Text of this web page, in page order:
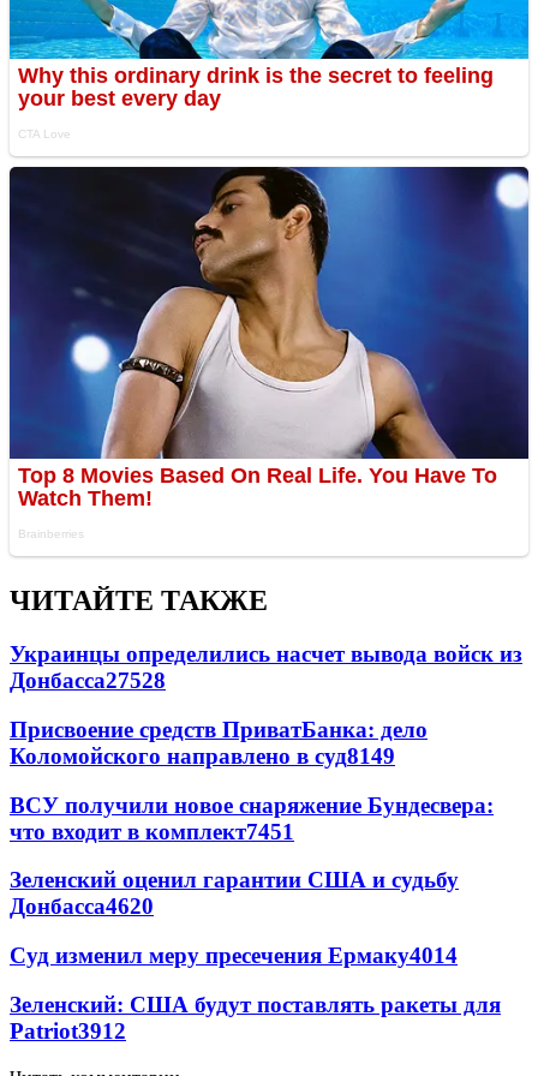
ЧИТАЙТЕ ТАКЖЕ
Украинцы определились насчет вывода войск из
Донбасса27528
Присвоение средств ПриватБанка: дело
Коломойского направлено в суд8149
ВСУ получили новое снаряжение Бундесвера:
что входит в комплект7451
Зеленский оценил гарантии США и судьбу
Донбасса4620
Суд изменил меру пресечения Ермаку4014
Зеленский: США будут поставлять ракеты для
Patriot3912